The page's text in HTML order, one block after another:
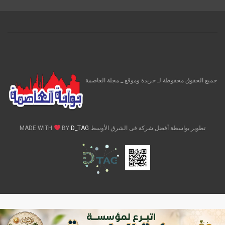
جميع الحقوق محفوظة لـ جريدة وموقع _ مجلة العاصمة
تطوير بواسطة أفضل شركة فى الشرق الأوسط MADE WITH BY D_TAG